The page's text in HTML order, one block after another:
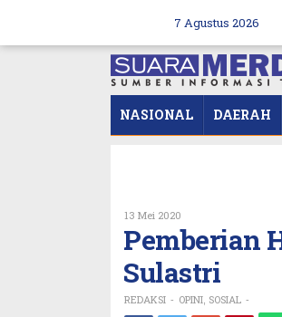
7 Agustus 2026
NASIONAL DAERAH
13 Mei 2020
REDAKSI
Pemberian
Sulastri
REDAKSI - OPINI SOSIAL -